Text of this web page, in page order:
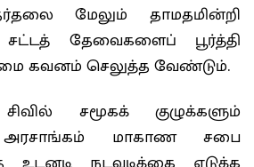
மேலும் தாமதமின்றி
சட்டத் தேவைகளைப் பூர்த்தி
கவனம் செலுத்த வேண்டும்.
சமூகக் குழுக்களும்
மாகாண சபை